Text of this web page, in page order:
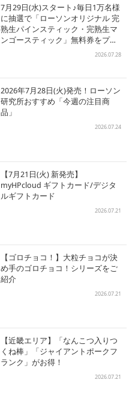
7月29日(水)スタート♪毎日1万名様
に抽選で「ローソンオリジナル 完
熟生パインスティック・完熟生マ
ンゴースティック」無料券をプレ
2026.07.28
2026年7月28日(火)発売！ローソン
研究所おすすめ「今週の注目商
品」
2026.07.24
【7月21日(火) 新発売】
myHPcloud ギフトカード/デジタ
ルギフトカード
2026.07.21
【ゴロチョコ！】大粒チョコが決
め手のゴロチョコ！シリーズをご
紹介
2026.07.21
【近畿エリア】「なんこつ入りつ
くね棒」「ジャイアントポークフ
ランク」がお得！
2026.07.21